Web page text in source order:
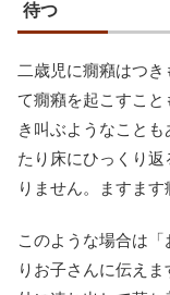
待つ
二歳児に癇癪はつ
て癇癪を起こすこ
き叫ぶようなこと
たり床にひっくり
りません。ますます
このような場合は
りお子さんに伝え